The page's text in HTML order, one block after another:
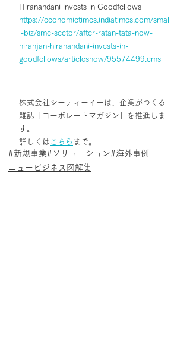
Hiranandani invests in Goodfellows
https://economictimes.indiatimes.com/smal
l-biz/sme-sector/after-ratan-tata-now-
niranjan-hiranandani-invests-in-
goodfellows/articleshow/95574499.cms
株式会社シーティーイーは、企業がつくる
雑誌「コーポレートマガジン」を推進しま
す。
詳しくは こちら まで。
#新規事業#ソリューション#海外事例
ニュービジネス図解集